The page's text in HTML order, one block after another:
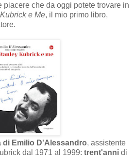
piacere che da oggi potete trovare in
e Me, il mio primo libro,
di Emilio D'Alessandro, assistente
dal 1971 al 1999: trent'anni di